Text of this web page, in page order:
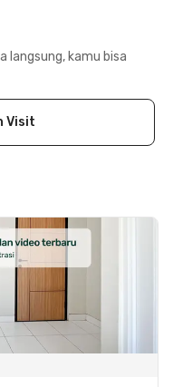
langsung, kamu bisa
Visit